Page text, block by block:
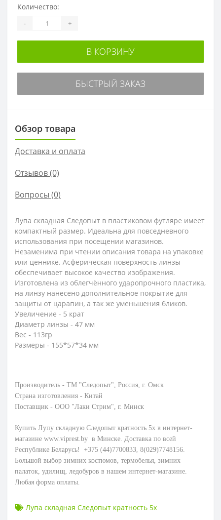
Количество:
- +
В КОРЗИНУ
БЫСТРЫЙ ЗАКАЗ
Обзор товара
Доставка и оплата
Отзывов (0)
Вопросы (0)
Лупа складная Следопыт в пластиковом футляре имеет
компактный размер. Идеальна для повседневного
использования при посещении магазинов.
Незаменима при чтении описания товара на упаковке
или ценнике. Асферическая поверхность линзы
обеспечивает высокое качество изображения.
Изготовлена из облегчённого ударопрочного пластика,
на линзу нанесено дополнительное покрытие для
защиты от царапин, а так же уменьшения бликов.
Увеличение - 5 крат
Диаметр линзы - 47 мм
Вес - 113гр
Размеры - 155*57*34 мм
Производитель - ТМ "Следопыт", Россия, г. Омск
Страна изготовления - Китай
Поставщик - ООО "Лаки Стрим", г. Минск
Купить Лупу складную Следопыт кратность 5х в интернет-
магазине www.viprest.by в Минске. Доставка по всей
Республике Беларусь! +375 (44)7700833, 8(029)7748156.
Большой выбор зимних костюмов, термобелья, зимних
палаток, удилищ, ледобуров в нашем интернет-магазине.
Любая форма оплаты.
Лупа складная Следопыт кратность 5х